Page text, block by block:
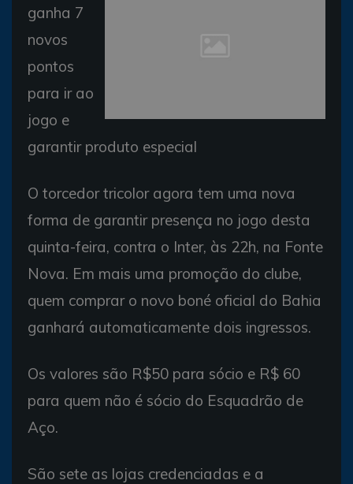
ganha 7
novos
pontos
para ir ao
jogo e
garantir produto especial
O torcedor tricolor agora tem uma nova
forma de garantir presença no jogo desta
quinta-feira, contra o Inter, às 22h, na Fonte
Nova. Em mais uma promoção do clube,
quem comprar o novo boné oficial do Bahia
ganhará automaticamente dois ingressos.
Os valores são R$50 para sócio e R$ 60
para quem não é sócio do Esquadrão de
Aço.
São sete as lojas credenciadas e a